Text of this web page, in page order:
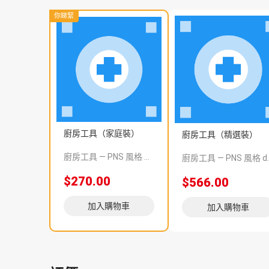
你睇緊
廚房工具（家庭裝）
$270.00
加入購物車
廚房工具（精選裝）
$566.00
加入購物車